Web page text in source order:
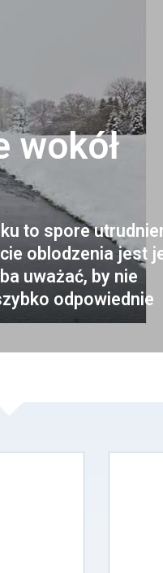
wokół
to spore
oblodzenia jest
uważać, by nie
odpowiednie